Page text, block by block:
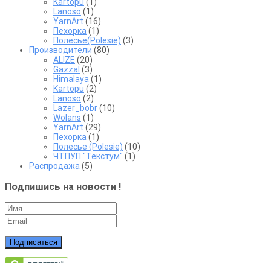
Lanoso (1)
YarnArt (16)
Пехорка (1)
Полесье(Polesie) (3)
Производители (80)
ALIZE (20)
Gazzal (3)
Himalaya (1)
Kartopu (2)
Lanoso (2)
Lazer_bobr(10)
Wolans (1)
YarnArt (29)
Пехорка (1)
Полесье (Polesie) (10)
ЧТПУП "Текстум" (1)
Распродажа (5)
Подпишись на новости !
Подписаться